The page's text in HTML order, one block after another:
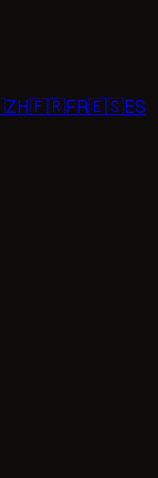
ZH🇫🇷FR🇪🇸ES